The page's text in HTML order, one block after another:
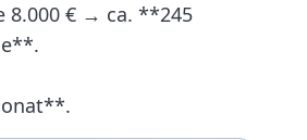
8.000 € → ca. **245